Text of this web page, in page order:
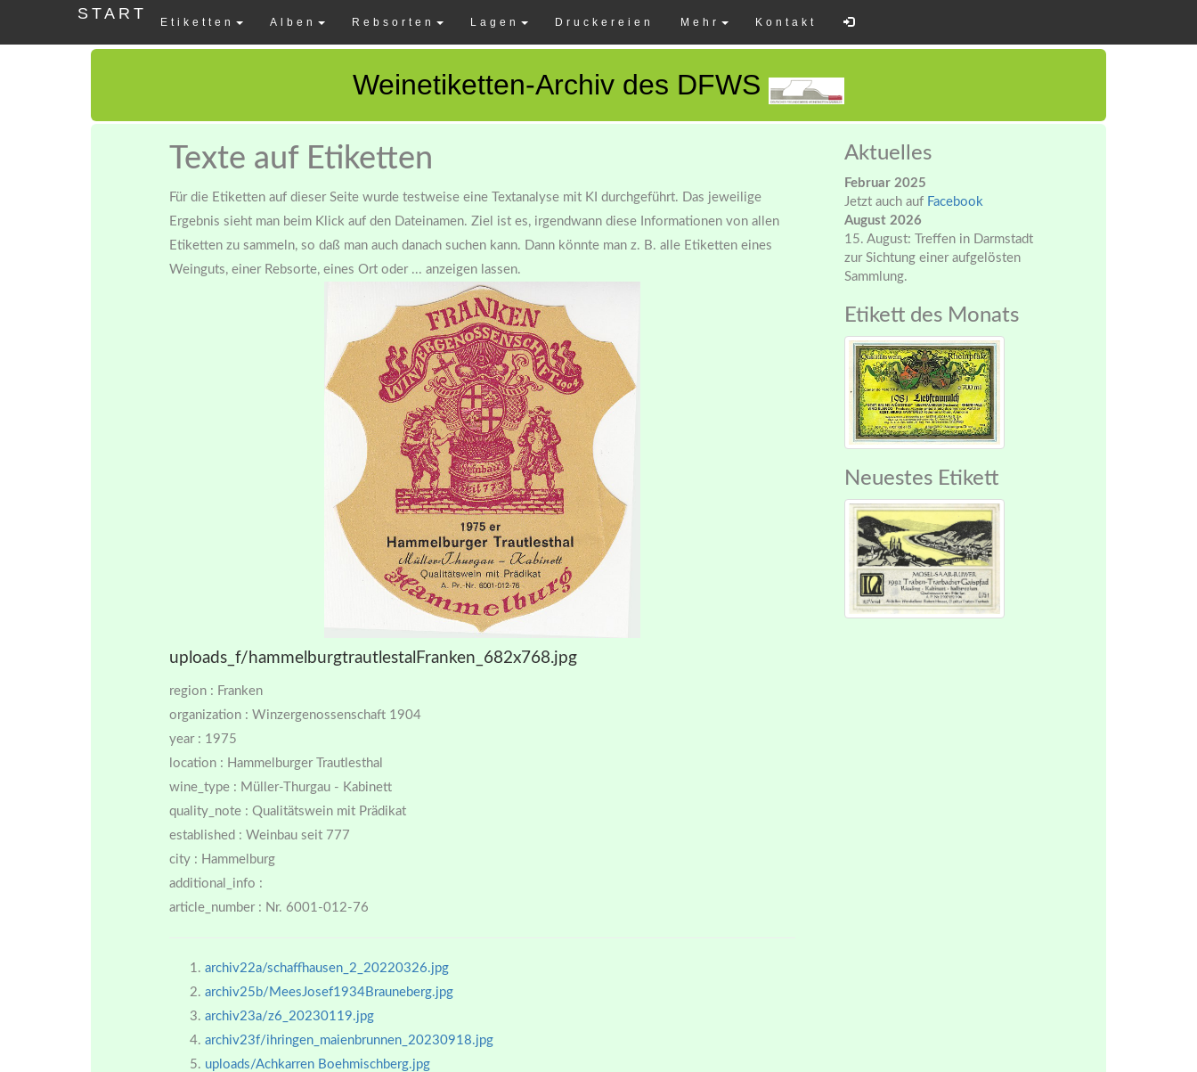
START Etiketten Alben Rebsorten Lagen Druckereien Mehr Kontakt
Weinetiketten-Archiv des DFWS
Texte auf Etiketten
Für die Etiketten auf dieser Seite wurde testweise eine Textanalyse mit KI durchgeführt. Das jeweilige
Ergebnis sieht man beim Klick auf den Dateinamen. Ziel ist es, irgendwann diese Informationen von allen
Etiketten zu sammeln, so daß man auch danach suchen kann. Dann könnte man z. B. alle Etiketten eines
Weinguts, einer Rebsorte, eines Ort oder ... anzeigen lassen.
uploads_f/hammelburgtrautlestalFranken_682x768.jpg
region : Franken
organization : Winzergenossenschaft 1904
year : 1975
location : Hammelburger Trautlesthal
wine_type : Müller-Thurgau - Kabinett
quality_note : Qualitätswein mit Prädikat
established : Weinbau seit 777
city : Hammelburg
additional_info :
article_number : Nr. 6001-012-76
archiv22a/schaffhausen_2_20220326.jpg
archiv25b/MeesJosef1934Brauneberg.jpg
archiv23a/z6_20230119.jpg
archiv23f/ihringen_maienbrunnen_20230918.jpg
uploads/Achkarren Boehmischberg.jpg
Aktuelles
Februar 2025
Jetzt auch auf Facebook
August 2026
15. August: Treffen in Darmstadt
zur Sichtung einer aufgelösten
Sammlung.
Etikett des Monats
Neuestes Etikett